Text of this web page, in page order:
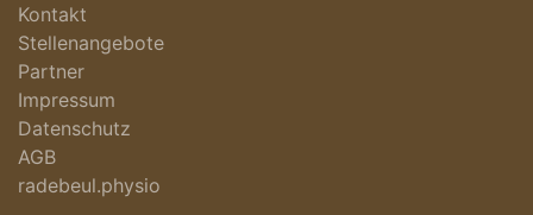
Kontakt
Stellenangebote
Partner
Impressum
Datenschutz
AGB
radebeul.physio